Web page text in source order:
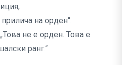
на орден“.
не е орден. Това е
ранг.“